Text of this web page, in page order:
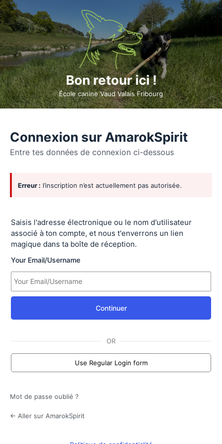
Connexion sur AmarokSpirit
Entre tes données de connexion ci-dessous
Se
connecter
Erreur : l’inscription n’est actuellement pas autorisée.
Saisis l'adresse électronique ou le nom d'utilisateur
associé à ton compte, et nous t'enverrons un lien
magique dans ta boîte de réception.
Your Email/Username
Continuer
OR
Use Regular Login form
Mot de passe oublié ?
← Aller sur AmarokSpirit
Bon retour ici !
École canine Vaud Valais Fribourg